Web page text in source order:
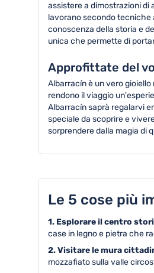
assistere a dimostrazioni
lavorano secondo tecniche
conoscenza della storia e
unica che permette di
Approfittate del
Albarracín è un vero
rendono il viaggio
Albarracín saprà regalarvi
speciale da scoprire e
sorprendere dalla magia di
Le 5 cose più
1. Esplorare il centro
case in legno e pietra che
2. Visitare le mura
mozzafiato sulla valle